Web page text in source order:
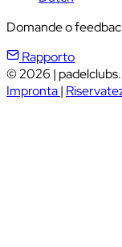
Domande o
Rapporto
© 2026 |
Impronta|